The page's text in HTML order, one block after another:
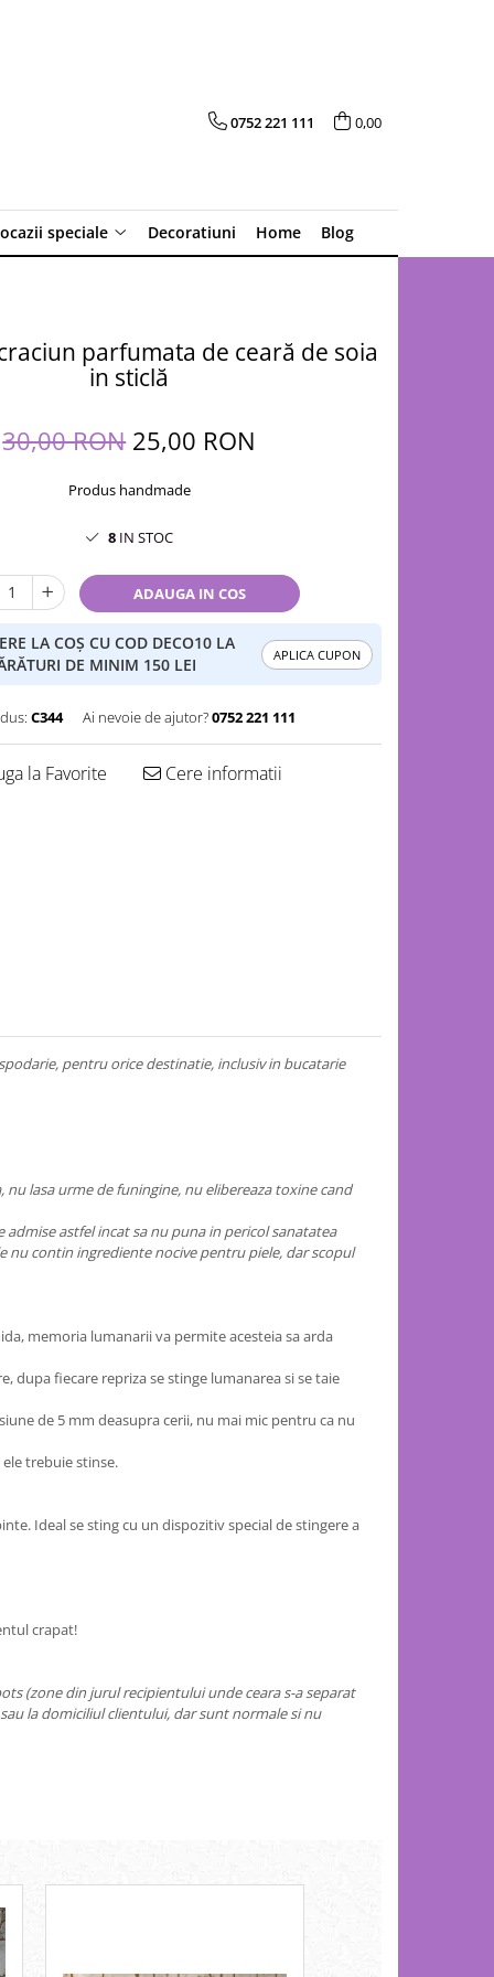
0752 221 111 0,00
speciale Decoratiuni Home Blog
parfumata de ceară de soia
in sticlă
30,00 RON 25,00 RON
Produs handmade
8 IN STOC
ADAUGA IN COS
LA COȘ CU COD DECO10 LA
DE MINIM 150 LEI
APLICA CUPON
C344 Ai nevoie de ajutor?0752 221 111
la Favorite Cere informatii
pentru orice destinatie, inclusiv in bucatarie
nu lasa urme de funingine, nu elibereaza toxine cand
astfel incat sa nu puna in pericol sanatatea
nu contin ingrediente nocive pentru piele, dar scopul
memoria lumanarii va permite acesteia sa arda
dupa fiecare repriza se stinge lumanarea si se taie
de 5 mm deasupra cerii, nu mai mic pentru ca nu
trebuie stinse.
Ideal se sting cu un dispozitiv special de stingere a
crapat!
(zone din jurul recipientului unde ceara s-a separat
la domiciliul clientului, dar sunt normale si nu